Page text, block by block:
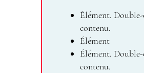
Élément.
contenu.
Élément
Élément.
contenu.